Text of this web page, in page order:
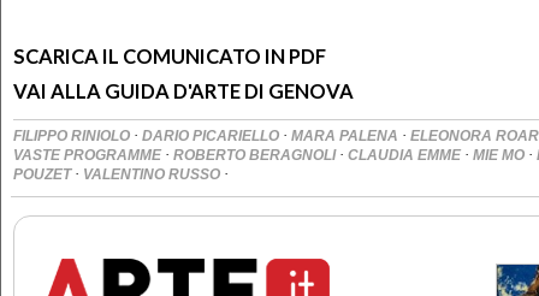
SCARICA IL COMUNICATO IN PDF
VAI ALLA GUIDA D'ARTE DI GENOVA
FILIPPO RINIOLO · DARIO PICARIELLO · MARA PALENA · ELEONORA
VASTE PROGRAMME · ROBERTO BERAGNOLI · CLAUDIA EMME · MIE MO ·
POUZET · VALENTINO RUSSO ·